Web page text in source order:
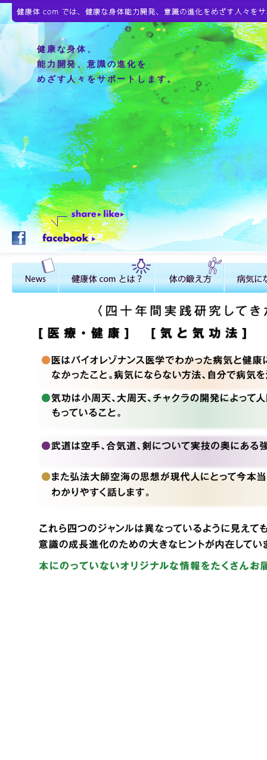
健康な身体、
能力開発、意識の進化を
めざす人々をサポートします。